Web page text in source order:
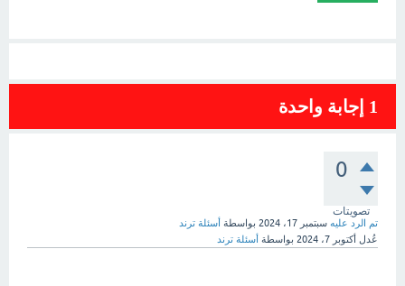
1 إجابة واحدة
0
تصويتات
تم الرد عليه سبتمبر 17، 2024 بواسطة أسئلة ترند
عُدل أكتوبر 7، 2024 بواسطة أسئلة ترند